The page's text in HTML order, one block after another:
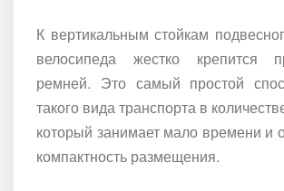
К вертикальным стойкам
велосипеда жестко крепится
ремней. Это самый простой
такого вида транспорта в
который занимает мало времени и
компактность размещения.